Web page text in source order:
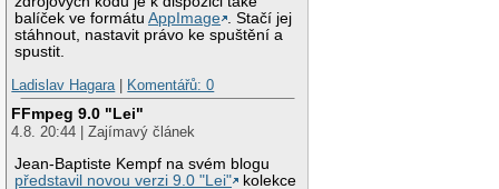
balíček ve formátuAppImage . Stačí jej
stáhnout, nastavit právo ke spuštění a
spustit.
Ladislav Hagara
Komentářů: 0
FFmpeg 9.0 "Lei"
4.8. 20:44 | Zajímavý článek
Jean-Baptiste Kempf na svém blogu
představil novou verzi 9.0 "Lei"
kolekce